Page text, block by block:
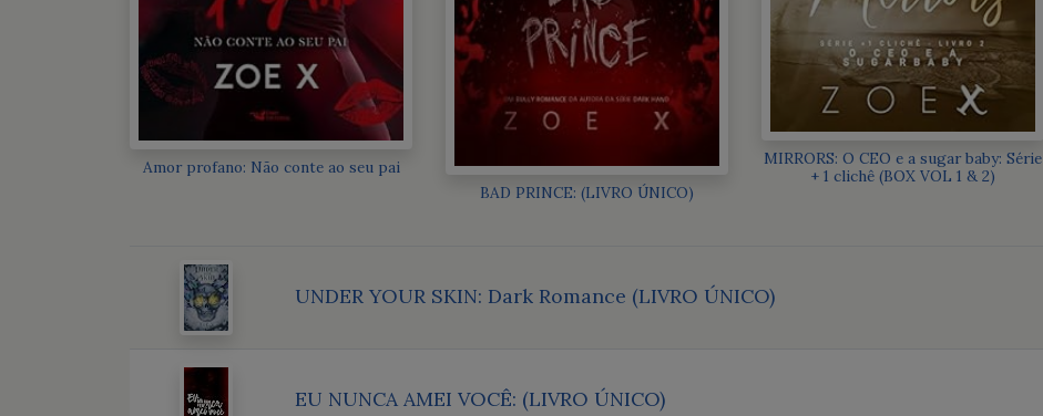
Amor profano: Não conte ao seu pai
BAD PRINCE: (LIVRO ÚNICO)
MIRRORS: O CEO e a sugar baby: Série
+ 1 clichê (BOX VOL 1 & 2)
UNDER YOUR SKIN: Dark Romance (LIVRO ÚNICO)
EU NUNCA AMEI VOCÊ: (LIVRO ÚNICO)